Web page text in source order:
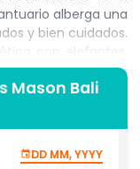
alberga una
y bien cuidados.
con elefantes,
de los
gracias a
en una sesión
frutas y verduras
la emoción de
Después de la
Mason Bali
DD MM, YYYY